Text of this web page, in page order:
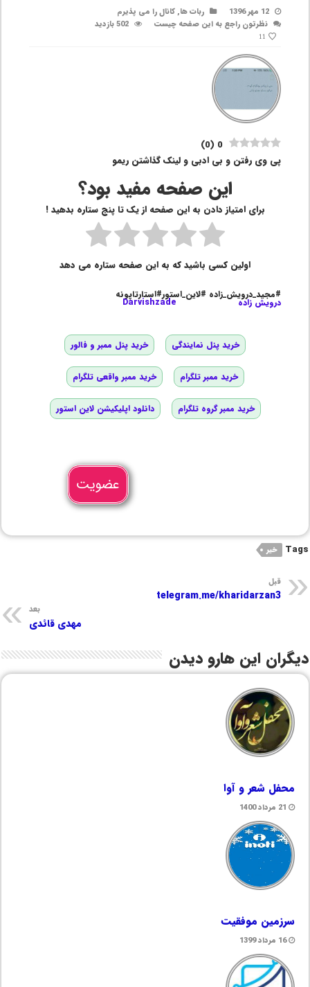
12 مهر 1396 ربات ها,کانال را می پذیرم
نظرتون راجع به این صفحه چیست
502 بازدید
11
0
(
0
)
پی وی رفتن و بی ادبی و لینک گذاشتن ریمو
این صفحه مفید بود؟
برای امتیاز دادن به این صفحه از یک تا پنج ستاره بدهید !
اولین کسی باشید که به این صفحه ستاره می دهد
#مجید_درویش_زاده #لاین_استور#استارتاپونه
درویش زاده Darvishzade
خرید پنل نمایندگی خرید پنل ممبر و فالور
خرید ممبر تلگرام خرید ممبر واقعی تلگرام
خرید ممبر گروه تلگرام دانلود اپلیکیشن لاین استور
عضویت
Tags خیر
قبل
telegram.me/kharidarzan3
بعد
مهدی قائدی
دیگران این هارو دیدن
محفل شعر و آوا
21 مرداد 1400
سرزمین موفقیت
16 مرداد 1399